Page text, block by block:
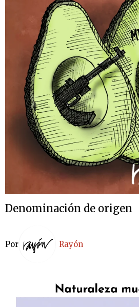
Denominación de origen
Por Rayón